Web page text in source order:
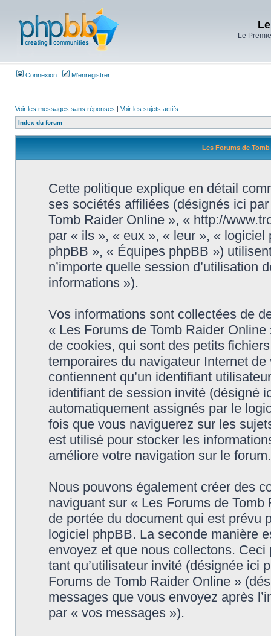
Le
Connexion M’enregistrer
Voir les messages sans réponses | Voir les sujets actifs
Index du forum
Les Forums de
Cette politique explique en détail
ses sociétés affiliées (désignés ici
Tomb Raider Online », « http://
par « ils », « eux », « leur », «
phpBB », « Équipes phpBB »)
n’importe quelle session d’utilisation
informations »).
Vos informations sont collectées de
« Les Forums de Tomb Raider
de cookies, qui sont des petits
temporaires du navigateur Internet
contiennent qu’un identifiant
identifiant de session invité (désigné
automatiquement assignés par le
fois que vous naviguerez sur les
est utilisé pour stocker les
améliore votre navigation sur le forum.
Nous pouvons également créer des
naviguant sur « Les Forums de
de portée du document qui est prévu
logiciel phpBB. La seconde manière
envoyez et que nous collectons.
tant qu’utilisateur invité (désignée ici
Forums de Tomb Raider Online »
messages que vous envoyez après
par « vos messages »).